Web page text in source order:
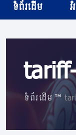
ទំព័រដើម
ទំព័រដើម»